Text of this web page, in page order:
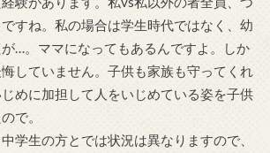
すね。私の場合は学生時代ではなく、幼
…。ママになってもあるんですよ。しか
していません。子供も家族も守ってくれ
めに加担して人をいじめている姿を子供
で。
学生の方とでは状況は異なりますので、